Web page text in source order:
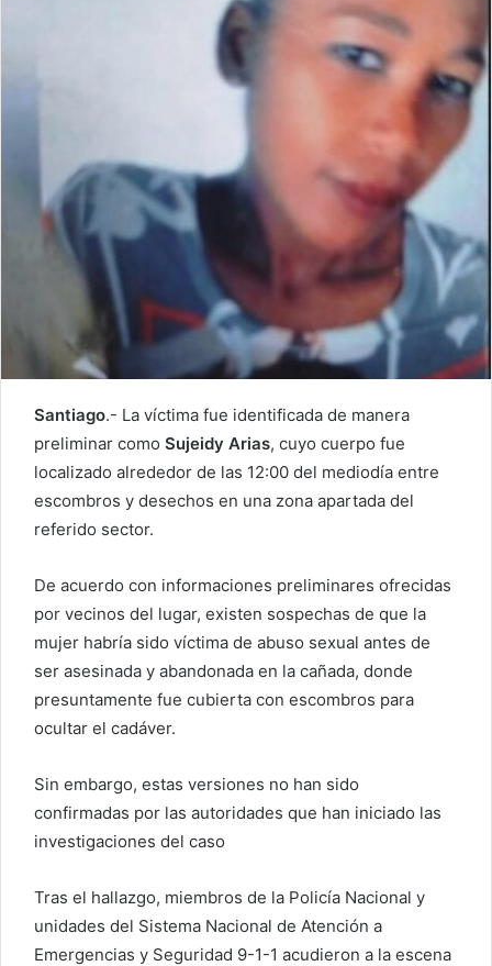
Santiago.- La víctima fue identificada de manera
preliminar como Sujeidy Arias, cuyo cuerpo fue
localizado alrededor de las 12:00 del mediodía entre
escombros y desechos en una zona apartada del
referido sector.
De acuerdo con informaciones preliminares ofrecidas
por vecinos del lugar, existen sospechas de que la
mujer habría sido víctima de abuso sexual antes de
ser asesinada y abandonada en la cañada, donde
presuntamente fue cubierta con escombros para
ocultar el cadáver.
Sin embargo, estas versiones no han sido
confirmadas por las autoridades que han iniciado las
investigaciones del caso
Tras el hallazgo, miembros de la Policía Nacional y
unidades del Sistema Nacional de Atención a
Emergencias y Seguridad 9-1-1 acudieron a la escena